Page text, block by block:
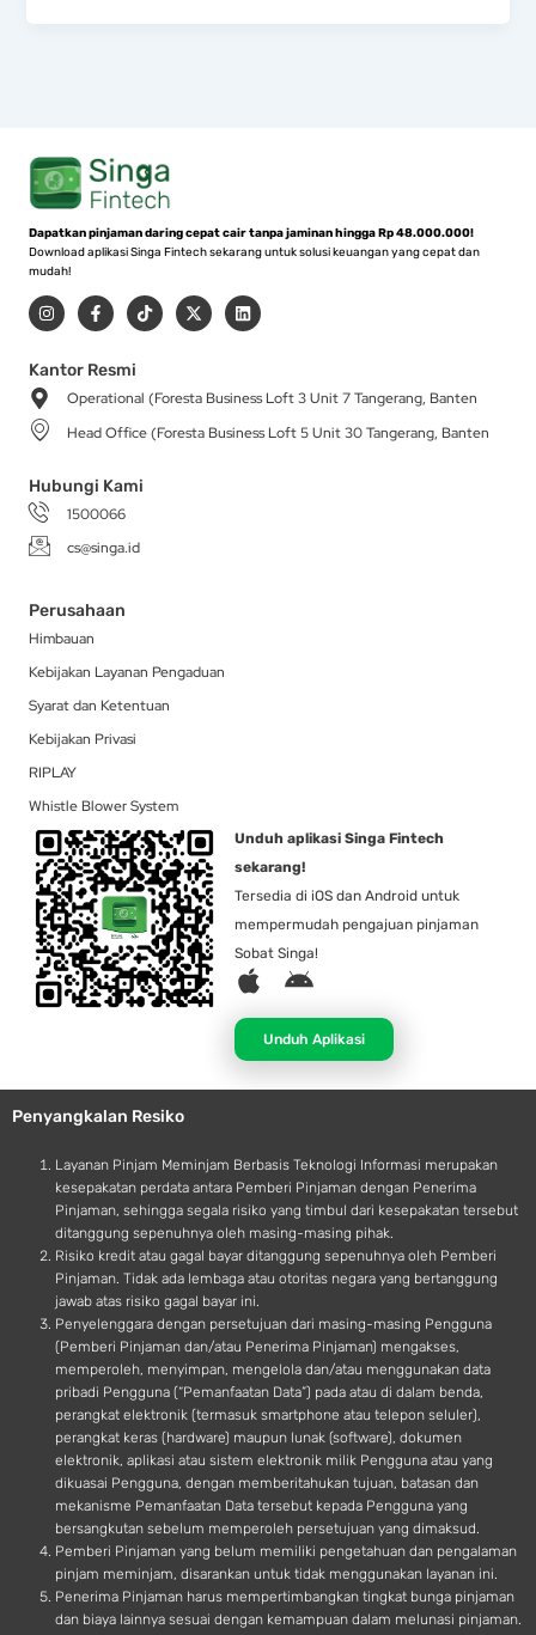
Dapatkan pinjaman daring cepat cair tanpa jaminan hingga Rp 48.000.000!
Download aplikasi Singa Fintech sekarang untuk solusi keuangan yang cepat dan
mudah!
I
n
s
a
g
r
a
m
F
a
c
b
o
-
T
i
k
X
-
t
t
r
L
i
n
i
Kantor Resmi
Operational (Foresta Business Loft 3 Unit 7 Tangerang, Banten
Head Office (Foresta Business Loft 5 Unit 30 Tangerang, Banten
Hubungi Kami
1500066
cs@singa.id
Perusahaan
Himbauan
Kebijakan Layanan Pengaduan
Syarat dan Ketentuan
Kebijakan Privasi
RIPLAY
Whistle Blower System
Unduh aplikasi Singa Fintech
sekarang!
Tersedia di iOS dan Android untuk
mempermudah pengajuan pinjaman
Sobat Singa!
A
p
l
e
A
d
r
o
d
Unduh Aplikasi
Penyangkalan Resiko
Layanan Pinjam Meminjam Berbasis Teknologi Informasi merupakan
kesepakatan perdata antara Pemberi Pinjaman dengan Penerima
Pinjaman, sehingga segala risiko yang timbul dari kesepakatan tersebut
ditanggung sepenuhnya oleh masing-masing pihak.
Risiko kredit atau gagal bayar ditanggung sepenuhnya oleh Pemberi
Pinjaman. Tidak ada lembaga atau otoritas negara yang bertanggung
jawab atas risiko gagal bayar ini.
Penyelenggara dengan persetujuan dari masing-masing Pengguna
(Pemberi Pinjaman dan/atau Penerima Pinjaman) mengakses,
memperoleh, menyimpan, mengelola dan/atau menggunakan data
pribadi Pengguna (“Pemanfaatan Data”) pada atau di dalam benda,
perangkat elektronik (termasuk smartphone atau telepon seluler),
perangkat keras (hardware) maupun lunak (software), dokumen
elektronik, aplikasi atau sistem elektronik milik Pengguna atau yang
dikuasai Pengguna, dengan memberitahukan tujuan, batasan dan
mekanisme Pemanfaatan Data tersebut kepada Pengguna yang
bersangkutan sebelum memperoleh persetujuan yang dimaksud.
Pemberi Pinjaman yang belum memiliki pengetahuan dan pengalaman
pinjam meminjam, disarankan untuk tidak menggunakan layanan ini.
Penerima Pinjaman harus mempertimbangkan tingkat bunga pinjaman
dan biaya lainnya sesuai dengan kemampuan dalam melunasi pinjaman.